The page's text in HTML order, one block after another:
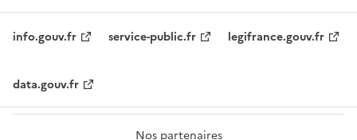
Nos sites partenaires
info.gouv.fr service-public.fr legifrance.gouv.fr
data.gouv.fr
Nos partenaires